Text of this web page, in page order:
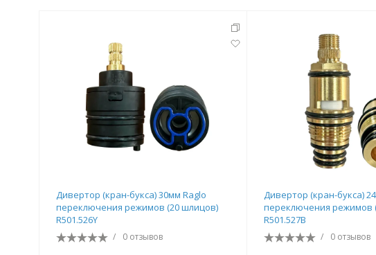
Дивертор (кран-букса) 30мм Raglo
переключения режимов (20 шлицов)
R501.526Y
/ 0 отзывов
Дивертор (кран-букса)
переключения режимов
R501.527B
/ 0 отзывов